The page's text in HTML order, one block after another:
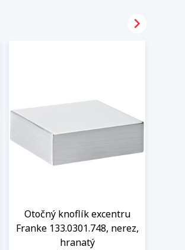
Otočný knoflík excentru
Franke 133.0301.748, nerez,
hranatý
